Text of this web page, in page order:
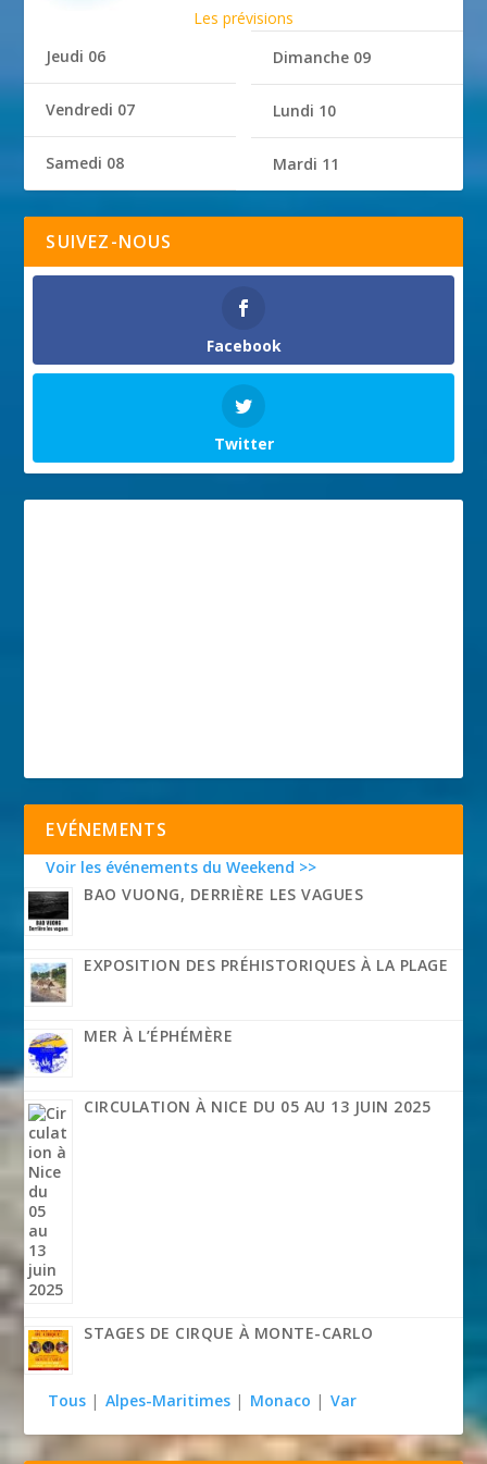
Les prévisions
Jeudi 06
Vendredi 07
Samedi 08
Dimanche 09
Lundi 10
Mardi 11
SUIVEZ-NOUS
Facebook
Twitter
EVÉNEMENTS
Voir les événements du Weekend >>
BAO VUONG, DERRIÈRE LES VAGUES
EXPOSITION DES PRÉHISTORIQUES À LA PLAGE
MER À L’ÉPHÉMÈRE
CIRCULATION À NICE DU 05 AU 13 JUIN 2025
STAGES DE CIRQUE À MONTE-CARLO
Tous | Alpes-Maritimes | Monaco | Var